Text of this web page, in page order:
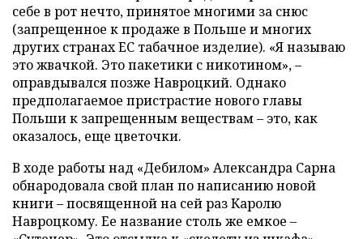
себе в рот нечто, принятое многими за снюс
(запрещенное к продаже в Польше и многих
других странах ЕС табачное изделие). «Я называю
это жвачкой. Это пакетики с никотином», –
оправдывался позже Навроцкий. Однако
предполагаемое пристрастие нового главы
Польши к запрещенным веществам – это, как
оказалось, еще цветочки.
В ходе работы над «Дебилом» Александра Сарна
обнародовала свой план по написанию новой
книги – посвященной на сей раз Каролю
Навроцкому. Ее название столь же емкое –